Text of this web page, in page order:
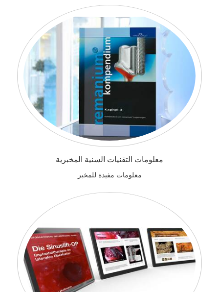
معلومات التقنيات السنية المخبرية
معلومات مفيدة للمخبر